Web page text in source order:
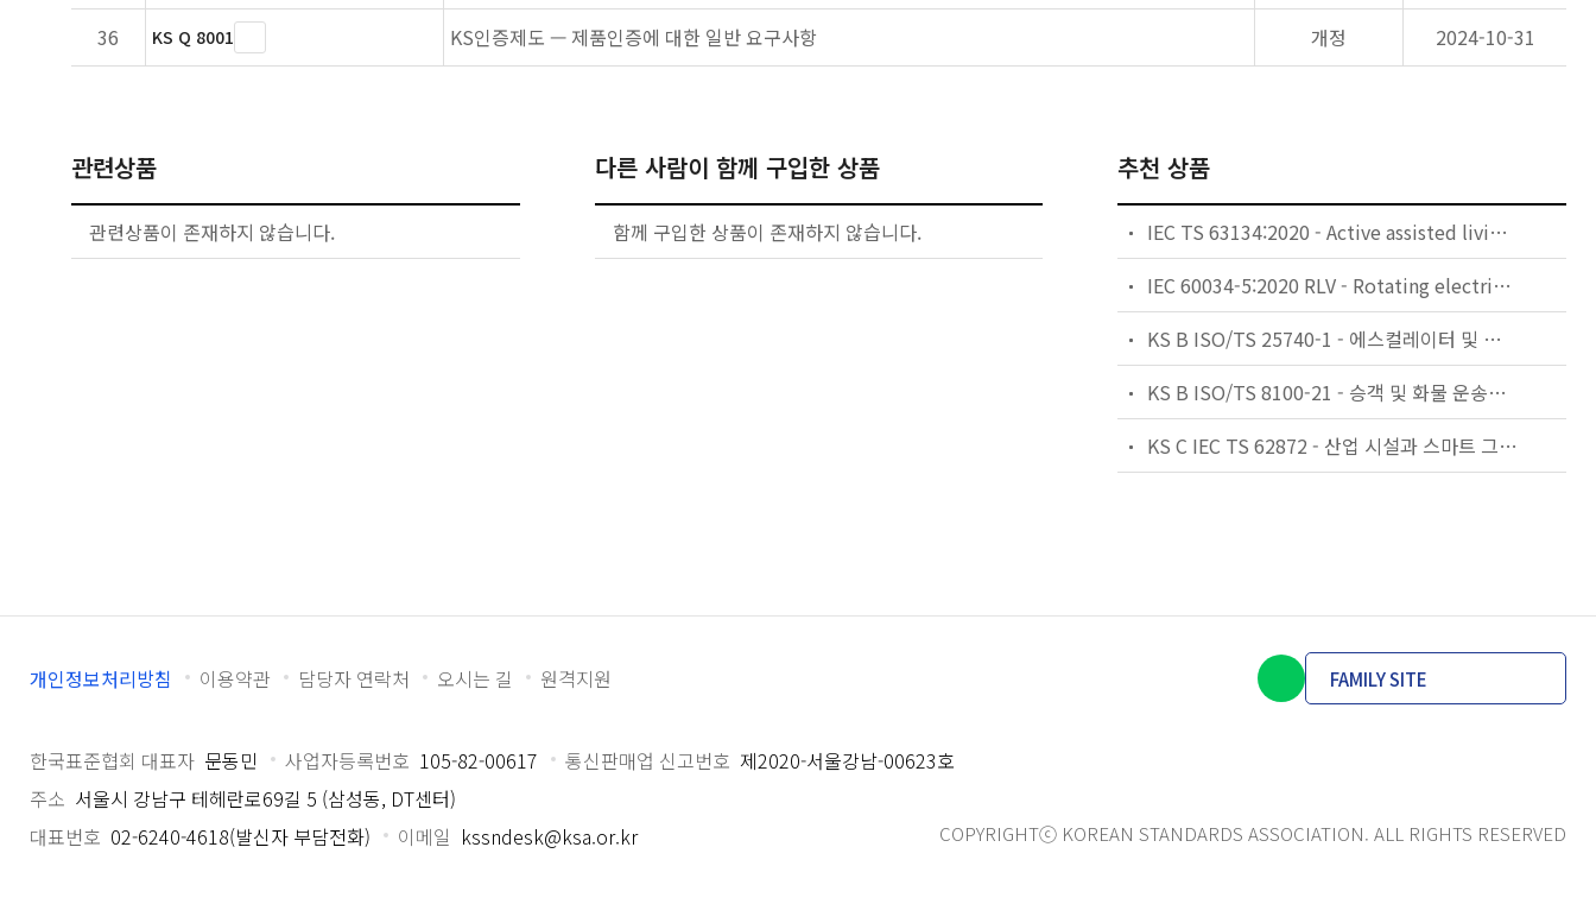
36
KS Q 8001 KS인증제도 — 제품인증에 대한 일반 요구사항 개정 2024-10-31
관련상품
관련상품이 존재하지 않습니다.
다른 사람이 함께 구입한 상품
함께 구입한 상품이 존재하지 않습니다.
추천 상품
IEC TS 63134:2020 - Active assisted living (AAL) use cases
IEC 60034-5:2020 RLV - Rotating electrical machines - Part 5: Degrees of protection provided by the integral design of rotating electrical machines (IP code) - Classification
KS B ISO/TS 25740-1 - 에스컬레이터 및 무빙워크에 대한 안전요건 — 제1부: 세계공통 필수 안전요건(GESRs)
KS B ISO/TS 8100-21 - 승객 및 화물 운송용 엘리베이터 —제21부: 세계공통 필수안전요건(GESRs)을 충족하는 세계공통 안전 파라미터(GSPs)
KS C IEC TS 62872 - 산업 시설과 스마트 그리드 사이의 산업 공정 측정, 제어 및 자동화 시스템 인터페이스
개인정보처리방침 이용약관 담당자 연락처 오시는 길 원격지원 FAMILY SITE
한국표준협회 대표자 문동민 사업자등록번호 105-82-00617 통신판매업 신고번호 제2020-서울강남-00623호
주소 서울시 강남구 테헤란로69길 5 (삼성동, DT센터)
대표번호 02-6240-4618(발신자 부담전화) 이메일 kssndesk@ksa.or.kr COPYRIGHTⓒ KOREAN STANDARDS ASSOCIATION. ALL RIGHTS RESERVED